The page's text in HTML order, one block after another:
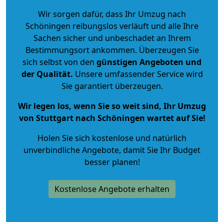
Wir sorgen dafür, dass Ihr Umzug nach
Schöningen reibungslos verläuft und alle Ihre
Sachen sicher und unbeschadet an Ihrem
Bestimmungsort ankommen. Überzeugen Sie
sich selbst von den günstigen Angeboten und
der Qualität. Unsere umfassender Service wird
Sie garantiert überzeugen.
Wir legen los, wenn Sie so weit sind, Ihr Umzug
von Stuttgart nach Schöningen wartet auf Sie!
Holen Sie sich kostenlose und natürlich
unverbindliche Angebote, damit Sie Ihr Budget
besser planen!
Kostenlose Angebote erhalten